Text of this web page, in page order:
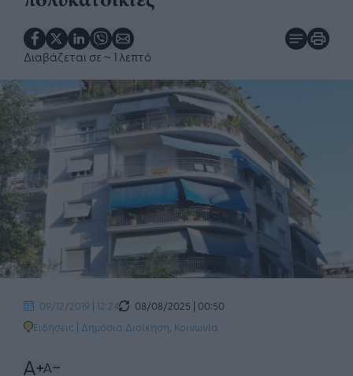
Διαβάζεται σε ~ 1 λεπτό
09/12/2019 | 12:24
08/08/2025 | 00:50
Ειδήσεις | Δημόσια Διοίκηση Κοινωνία